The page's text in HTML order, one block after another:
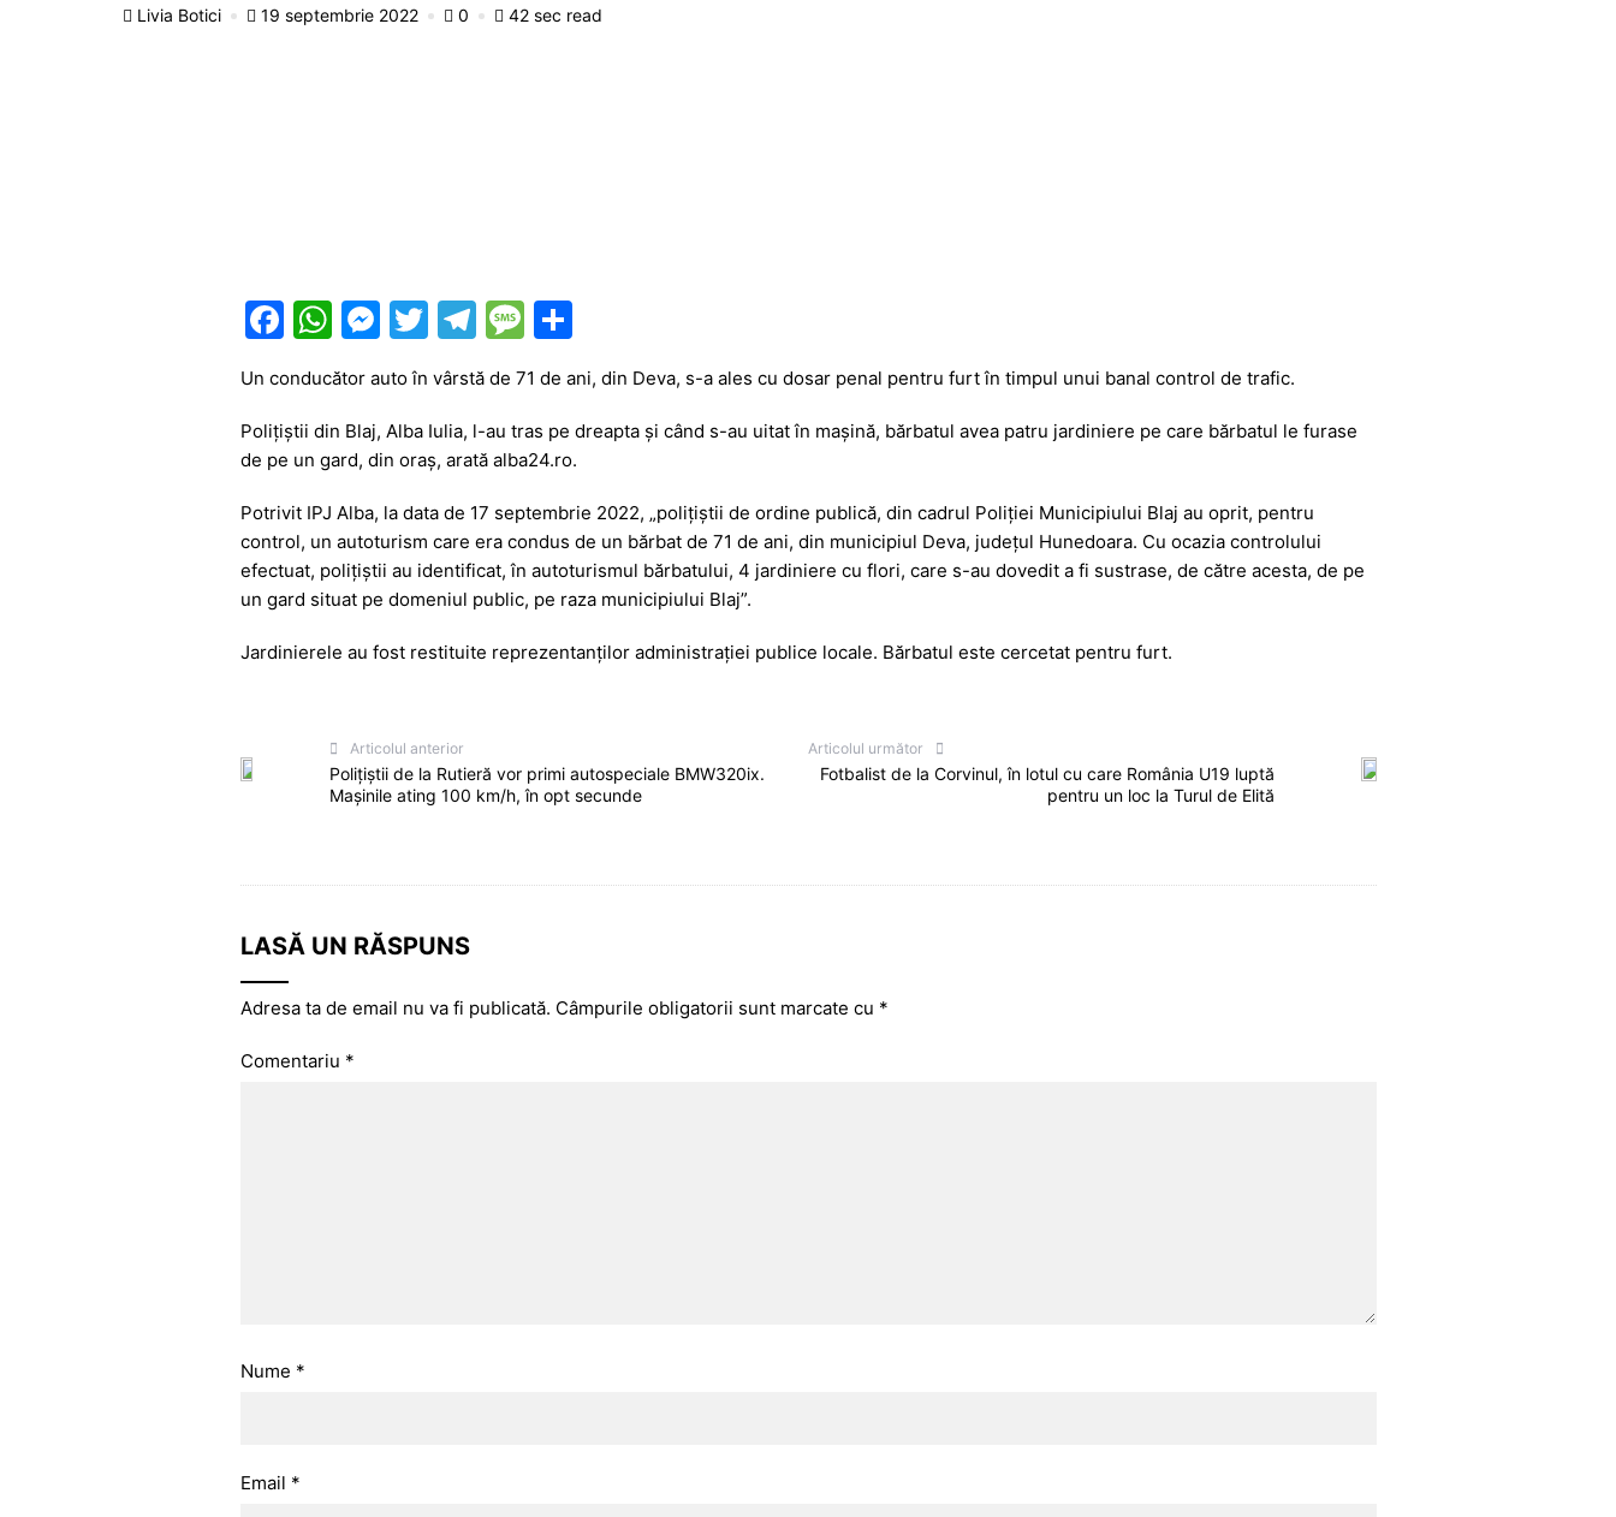
Livia Botici 19 septembrie 2022 0 42 sec read
F
c
e
b
o
o
k
W
at
s
A
p
p
M
s
s
e
n
g
er
T
w
itt
er
T
e
gr
a
m
M
s
s
a
g
e
P
ar
ta
je
a
z
ă
Un conducător auto în vârstă de 71 de ani, din Deva, s-a ales cu dosar penal pentru furt în timpul unui banal control de trafic.
Polițiștii din Blaj, Alba Iulia, l-au tras pe dreapta și când s-au uitat în mașină, bărbatul avea patru jardiniere pe care bărbatul le furase
de pe un gard, din oraș, arată alba24.ro.
Potrivit IPJ Alba, la data de 17 septembrie 2022, „polițiștii de ordine publică, din cadrul Poliției Municipiului Blaj au oprit, pentru
control, un autoturism care era condus de un bărbat de 71 de ani, din municipiul Deva, județul Hunedoara. Cu ocazia controlului
efectuat, polițiștii au identificat, în autoturismul bărbatului, 4 jardiniere cu flori, care s-au dovedit a fi sustrase, de către acesta, de pe
un gard situat pe domeniul public, pe raza municipiului Blaj”.
Jardinierele au fost restituite reprezentanților administrației publice locale. Bărbatul este cercetat pentru furt.
Articolul anterior
Polițiștii de la Rutieră vor primi autospeciale BMW320ix.
Mașinile ating 100 km/h, în opt secunde
Articolul următor
Fotbalist de la Corvinul, în lotul cu care România U19 luptă
pentru un loc la Turul de Elită
LASĂ UN RĂSPUNS
Adresa ta de email nu va fi publicată. Câmpurile obligatorii sunt marcate cu *
Comentariu *
Nume *
Email *